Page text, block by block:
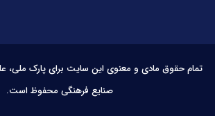
تمام حقوق مادی و معنوی این سایت برای پارک ملی،
صنایع فرهنگی محفوظ است.